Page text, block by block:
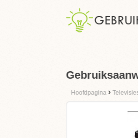
Hoofdpagina ›